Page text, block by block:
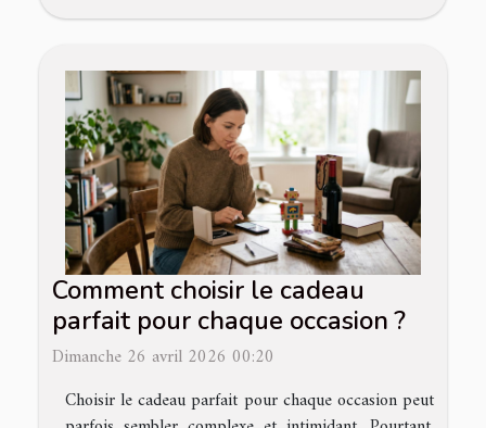
Comment choisir le cadeau
parfait pour chaque occasion ?
Dimanche 26 avril 2026 00:20
Choisir le cadeau parfait pour chaque occasion peut